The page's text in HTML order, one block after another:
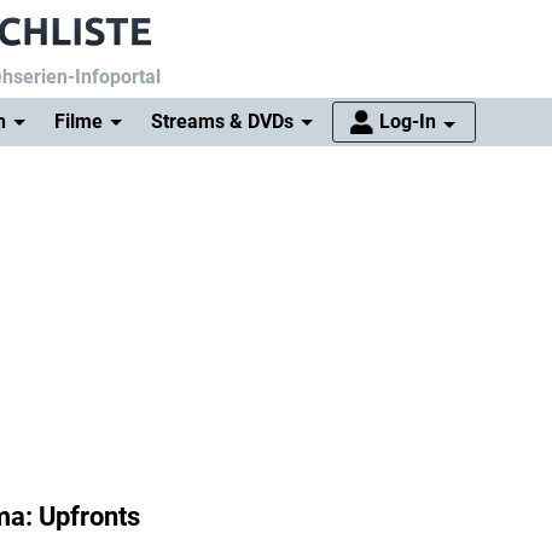
Infoportal
Filme Streams & DVDs Log-In
Upfronts